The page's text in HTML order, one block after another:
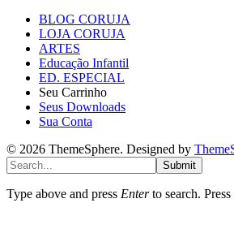
BLOG CORUJA
LOJA CORUJA
ARTES
Educação Infantil
ED. ESPECIAL
Seu Carrinho
Seus Downloads
Sua Conta
© 2026 ThemeSphere. Designed by
Submit
Type above and press Enterto search. Press